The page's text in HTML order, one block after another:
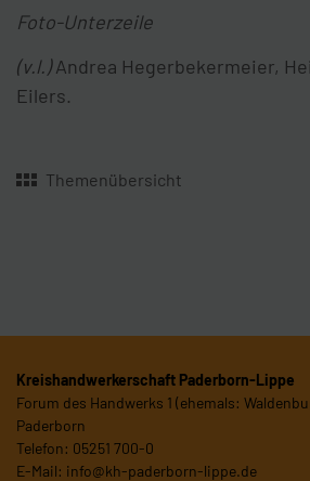
Foto-Unterzeile
(v.l.)Andrea Hegerbekermeier,
Eilers.
Themenübersicht
Kreishandwerkerschaft Paderborn-Lippe
Forum des Handwerks 1 (ehemals:
Paderborn
Telefon: 05251 700-0
E-Mail: info@kh-paderborn-lippe.de